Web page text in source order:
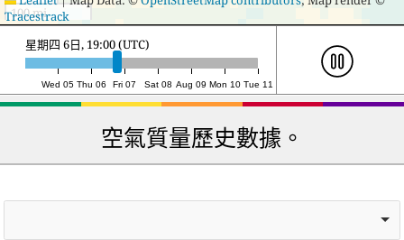
100 mi
Tracestrack
Wed 05 Thu 06 Fri 07 Sat 08 Aug 09 Mon 10 Tue 11
星期五 7日, 16:00 (UTC)
空氣質量歷史數據。